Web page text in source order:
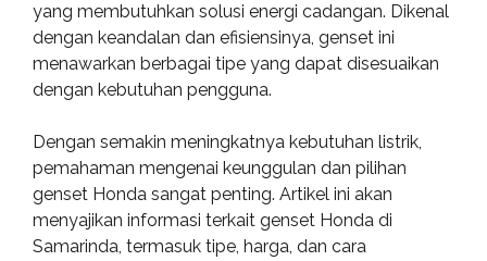
yang membutuhkan solusi energi cadangan. Dikenal
dengan keandalan dan efisiensinya, genset ini
menawarkan berbagai tipe yang dapat disesuaikan
dengan kebutuhan pengguna.
Dengan semakin meningkatnya kebutuhan listrik,
pemahaman mengenai keunggulan dan pilihan
genset Honda sangat penting. Artikel ini akan
menyajikan informasi terkait genset Honda di
Samarinda, termasuk tipe, harga, dan cara